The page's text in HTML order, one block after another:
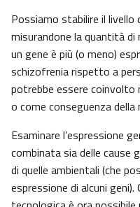
Possiamo stabilire il livello
misurandone la quantità
un gene è più (o meno)
schizofrenia rispetto a
potrebbe essere coinvolto
o come conseguenza della
Esaminare l’espressione
combinata sia delle cause
di quelle ambientali (che
espressione di alcuni